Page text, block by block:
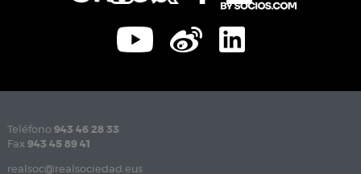
Teléfono 943 46 28 33
Fax 943 45 89 41
realsoc@realsociedad.eus